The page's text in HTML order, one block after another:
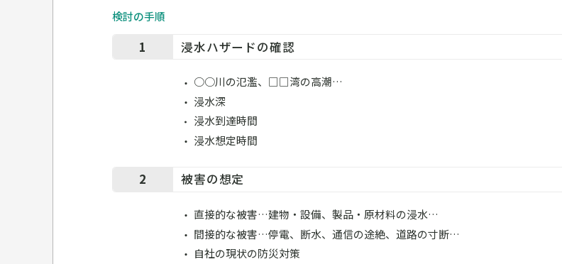
検討の手順
1 浸水ハザードの確認
○○川の氾濫、□□湾の高潮…
浸水深
浸水到達時間
浸水想定時間
2 被害の想定
直接的な被害…建物・設備、製品・原材料の浸水…
間接的な被害…停電、断水、通信の途絶、道路の寸断…
自社の現状の防災対策